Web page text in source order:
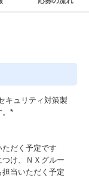
キュリティ対策製
。*
だく予定です
け、ＮＸグルー
当いただく予定